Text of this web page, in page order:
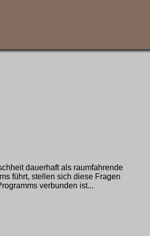
dauerhaft als raumfahrende
führt, stellen sich diese Fragen
verbunden ist...